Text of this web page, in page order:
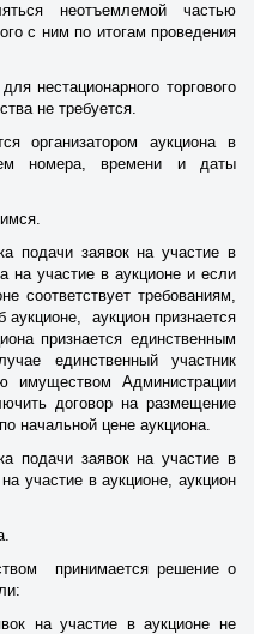
неотъемлемой частью
с ним по итогам проведения
нестационарного торгового
не требуется.
организатором аукциона в
номера, времени и даты
подачи заявок на участие в
на участие в аукционе и если
соответствует требованиям,
аукцион признается
признается единственным
единственный участник
имуществом Администрации
договор на размещение
начальной цене аукциона.
подачи заявок на участие в
участие в аукционе, аукцион
принимается решение о
на участие в аукционе не